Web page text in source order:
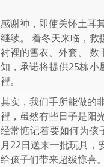
感谢神，即使关怀土耳
继续。 着冬天来临，
衬裡的雪衣、外套、
知，承诺将提供25栋小
裡。
其实，我们手所能做的
裡，虽然有些日子是阳
经常惦记着要如何为孩
月22日送来一批玩具
给孩子们带来超级惊喜。